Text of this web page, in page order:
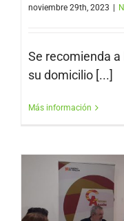
noviembre 29th, 2023
Se recomienda
su domicilio [...]
Más información